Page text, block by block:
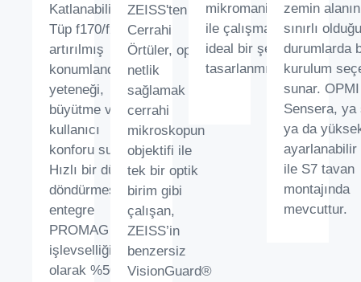
Katlanabilir
Tüp f170/f260,
artırılmış
konumlandırma
yeteneği,
büyütme ve
kullanıcı
konforu sunar.
Hızlı bir düğme
döndürmesiyle
entegre
PROMAG
işlevselliği, ek
olarak %50
ZEISS'ten
Cerrahi
Örtüler, optik
netlik
sağlamak için
cerrahi
mikroskopun
objektifi ile
tek bir optik
birim gibi
çalışan,
ZEISS’in
benzersiz
VisionGuard®
mikromanipülatörleri
ile çalışmak için
ideal bir şekilde
tasarlanmıştır.
zemin
sınırlı olduğu
durumlarda
kurulum
sunar. OPMI
Sensera, ya
ya da
ayarlanabilir
ile S7 tavan
montajında
mevcuttur.